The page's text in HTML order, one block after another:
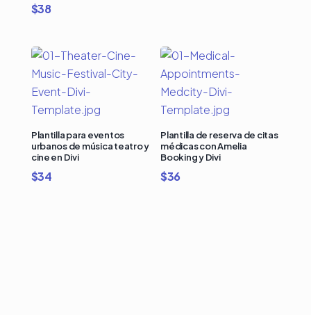
$38
Plantilla para eventos
urbanos de música teatro y
cine en Divi
$34
Plantilla de reserva de citas
médicas con Amelia
Booking y Divi
$36